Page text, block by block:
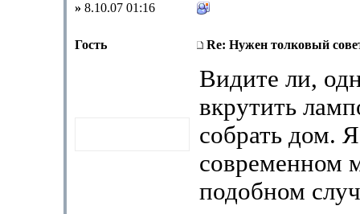
» 8.10.07 01:16
Гость Re: Нужен толковый
Видите ли,
вкрутить
собрать дом.
современном
подобном